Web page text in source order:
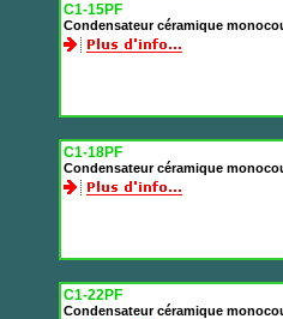
C1-15PF
Condensateur céramique
C1-18PF
Condensateur céramique
C1-22PF
Condensateur céramique